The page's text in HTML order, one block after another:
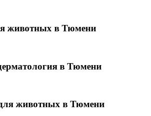
животных в Тюмени
в Тюмени
животных в Тюмени